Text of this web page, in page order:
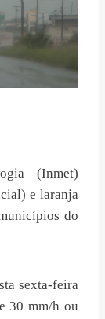
(Inmet)
e laranja
do
sexta-feira
30 mm/h ou